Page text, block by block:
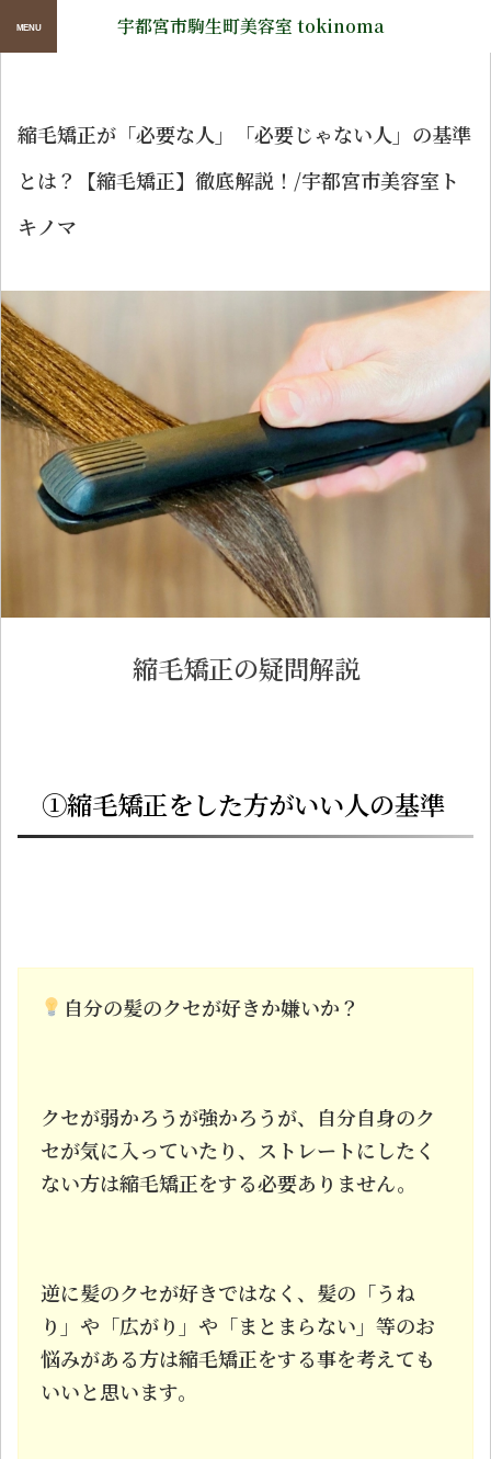
宇都宮市駒生町美容室 tokinoma
縮毛矯正が「必要な人」「必要じゃない人」の基準
とは？【縮毛矯正】徹底解説！/宇都宮市美容室ト
キノマ
縮毛矯正の疑問解説
①縮毛矯正をした方がいい人の基準
自分の髪のクセが好きか嫌いか？
クセが弱かろうが強かろうが、自分自身のク
セが気に入っていたり、ストレートにしたく
ない方は縮毛矯正をする必要ありません。
逆に髪のクセが好きではなく、髪の「うね
り」や「広がり」や「まとまらない」等のお
悩みがある方は縮毛矯正をする事を考えても
いいと思います。